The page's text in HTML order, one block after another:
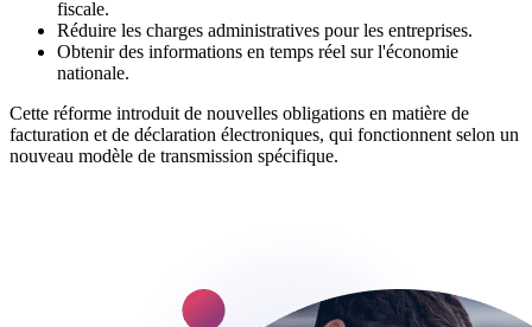
fiscale.
Réduire les charges administratives pour les entreprises.
Obtenir des informations en temps réel sur l'économie
nationale.
Cette réforme introduit de nouvelles obligations en matière de
facturation et de déclaration électroniques, qui fonctionnent selon un
nouveau modèle de transmission spécifique.